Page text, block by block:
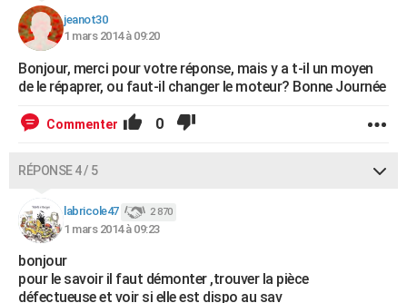
jeanot30
1 mars 2014 à 09:20
Bonjour, merci pour votre réponse, mais y a t-il un moyen
de le répaprer, ou faut-il changer le moteur? Bonne Journée
Commenter 0
RÉPONSE 4 / 5
labricole47 2 870
1 mars 2014 à 09:23
bonjour
pour le savoir il faut démonter ,trouver la pièce
défectueuse et voir si elle est dispo au sav